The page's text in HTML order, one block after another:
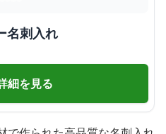
名刺入れ
細を見る